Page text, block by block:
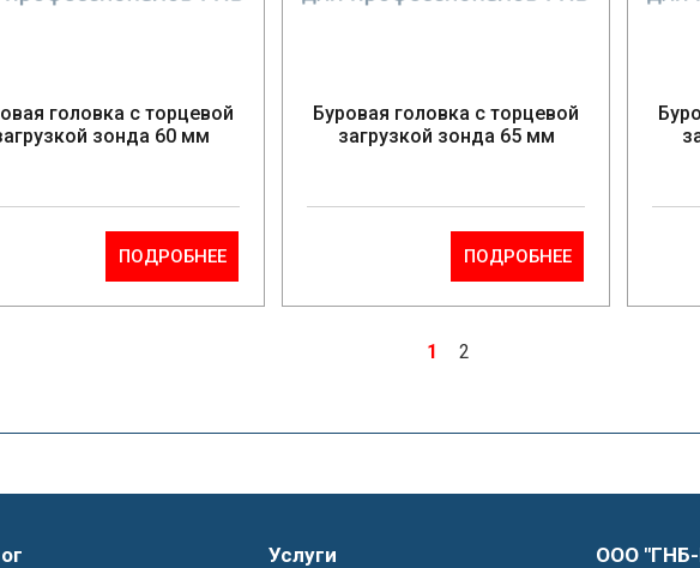
головка с торцевой
зонда 60 мм
ПОДРОБНЕЕ
Буровая головка с торцевой
загрузкой зонда 65 мм
ПОДРОБНЕЕ
1 2
Услуги ООО "ГНБ-